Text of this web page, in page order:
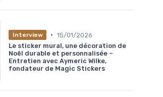
Interview • 15/01/2026
Le sticker mural, une décoration de
Noël durable et personnalisée –
Entretien avec Aymeric Wilke,
fondateur de Magic Stickers